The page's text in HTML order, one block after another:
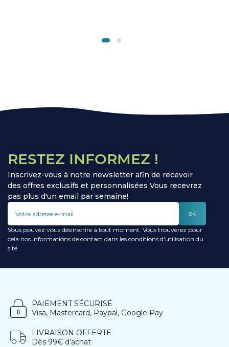
RESTEZ INFORMEZ !
Inscrivez-vous à notre newsletter afin de recevoir
des offres exclusifs et personnalisées Vous recevrez
pas plus d'un email par semaine!
OK
Vous pouvez vous désinscrire à tout moment. Vous trouverez pour
cela nos informations de contact dans les conditions d'utilisation du
site.
PAIEMENT SÉCURISÉ
Visa, Mastercard, Paypal, Google Pay
LIVRAISON OFFERTE
Dès 99€ d’achat